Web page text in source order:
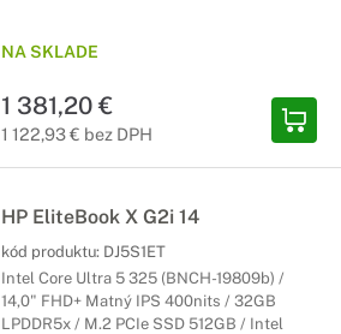
NA SKLADE
1 381,20 €
1 122,93 € bez DPH
HP EliteBook X G2i 14
kód produktu: DJ5S1ET
Intel Core Ultra 5 325 (BNCH-19809b) /
14,0" FHD+ Matný IPS 400nits / 32GB
LPDDR5x / M.2 PCIe SSD 512GB / Intel